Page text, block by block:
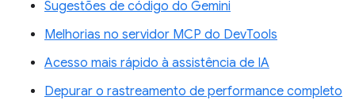
Sugestões de código do Gemini
Melhorias no servidor MCP do DevTools
Acesso mais rápido à assistência de IA
Depurar o rastreamento de performance completo